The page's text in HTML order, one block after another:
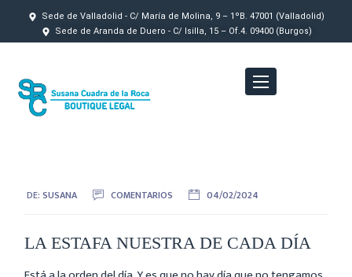
Sede de Valladolid - C/ María de Molina, 9 – 1ºB. 47001 (Valladolid)
Sede de Aranda de Duero - C/ Isilla, 15 – Of.4. 09400 (Burgos)
DE:SUSANA COMENTARIOS 04/02/2024
LA ESTAFA NUESTRA DE CADA DÍA